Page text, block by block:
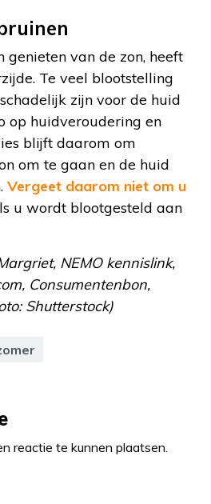
genieten van de zon, heeft
Te veel blootstelling
zijn voor de huid
op huidveroudering en
blijft daarom om
om te gaan en de huid
Vergeet daarom niet om u
u wordt blootgesteld aan
NEMO kennislink,
Consumentenbon,
Shutterstock)
reactie te kunnen plaatsen.